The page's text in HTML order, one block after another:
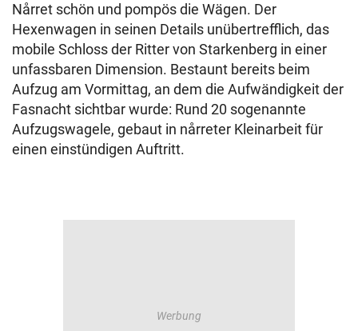
Nårret schön und pompös die Wägen. Der
Hexenwagen in seinen Details unübertrefflich, das
mobile Schloss der Ritter von Starkenberg in einer
unfassbaren Dimension. Bestaunt bereits beim
Aufzug am Vormittag, an dem die Aufwändigkeit der
Fasnacht sichtbar wurde: Rund 20 sogenannte
Aufzugswagele, gebaut in nårreter Kleinarbeit für
einen einstündigen Auftritt.